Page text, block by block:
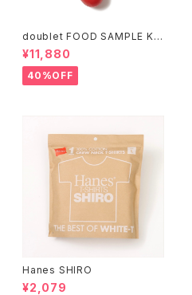
doublet FOOD SAMPLE KE
Y CHAIN TOMATO (Silver)
¥11,880
40%OFF
Hanes SHIRO
¥2,079